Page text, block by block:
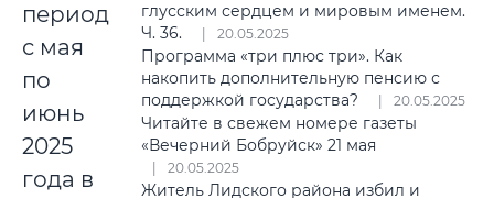
период
с мая
по
июнь
2025
года в
глусским сердцем и мировым именем.
Ч. 36.
20.05.2025
Программа «три плюс три». Как
накопить дополнительную пенсию с
поддержкой государства?
20.05.2025
Читайте в свежем номере газеты
«Вечерний Бобруйск» 21 мая
20.05.2025
Житель Лидского района избил и